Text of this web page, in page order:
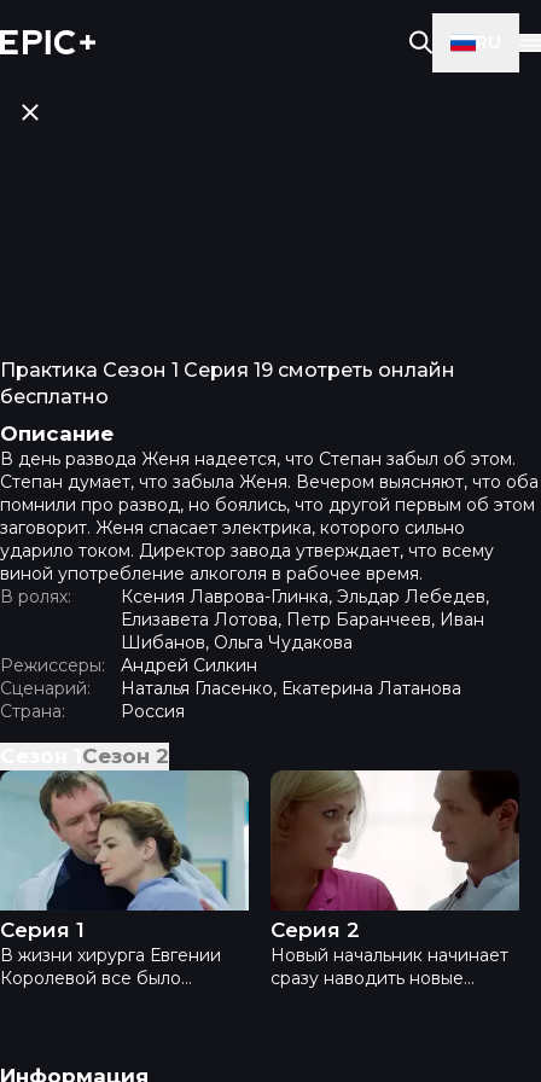
Практика Сезон 1 Серия 19 смотреть онлайн
бесплатно
Описание
В день развода Женя надеется, что Степан забыл об этом.
Степан думает, что забыла Женя. Вечером выясняют, что оба
помнили про развод, но боялись, что другой первым об этом
заговорит. Женя спасает электрика, которого сильно
ударило током. Директор завода утверждает, что всему
виной употребление алкоголя в рабочее время.
В ролях:
Ксения Лаврова-Глинка, Эльдар Лебедев,
Елизавета Лотова, Петр Баранчеев, Иван
Шибанов, Ольга Чудакова
Режиссеры:
Андрей Силкин
Сценарий:
Наталья Гласенко, Екатерина Латанова
Страна:
Россия
Сезон 2
Практика - Серия 1
Серия 1
В жизни хирурга Евгении
Королевой все было
отделением. У нее и так
Практика - Серия 2
Серия 2
Новый начальник начинает
сразу наводить новые
Навигация в подвале
Информация